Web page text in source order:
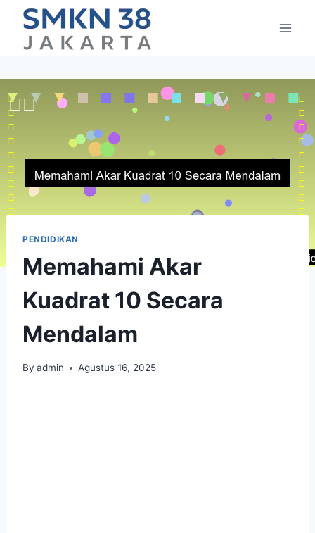
content
PENDIDIKAN
Memahami Akar
Kuadrat 10 Secara
Mendalam
By admin Agustus 16, 2025